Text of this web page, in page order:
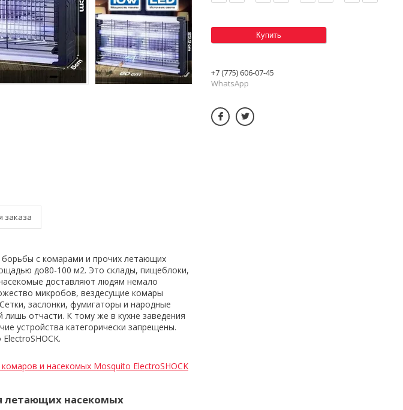
заказа
борьбы с комарами и прочих летающих
до80-100 м2. Это склады, пищеблоки,
доставляют людям немало
микробов, вездесущие комары
заслонки, фумигаторы и народные
отчасти. К тому же в кухне заведения
устройства категорически запрещены.
и насекомых Mosquito ElectroSHOCK
летающих насекомых
Купить
+7 (775) 606-07-45
WhatsApp